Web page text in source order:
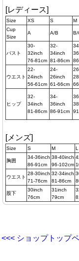
[レディース]
Size XS S M
Cup
Size
A A/B B/
バスト
30-
32inch
76-81cm
32-
34inch
81-86cm
ウエスト
22-
24inch
56-61cm
24-
26inch
61-66cm
ヒップ
32-
34inch
81-86cm
34-
36inch
86-91cm
[メンズ]
Size S M L
胸囲
34-36inch
86-91cm
38-40inch
96-102cm
ウエスト
28-30inch
71-76cm
32-34inch
81-86cm
股下
30inch
76cm
31inch
79cm
<<< ショップトップ